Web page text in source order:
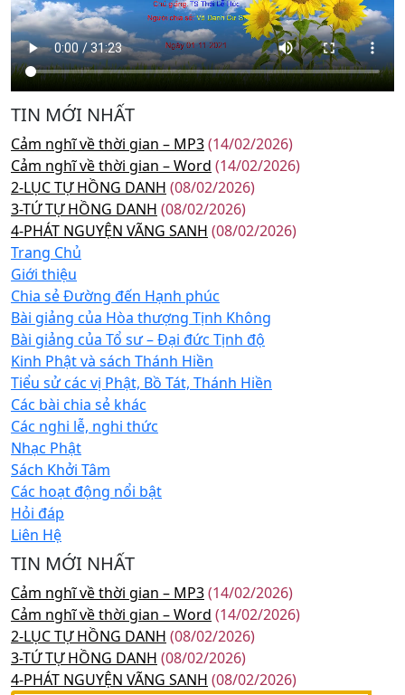
Trang Chủ
Giới thiệu
Chia sẻ Đường đến Hạnh phúc
Bài giảng của Hòa thượng Tịnh Không
Bài giảng của Tổ sư – Đại đức Tịnh độ
Kinh Phật và sách Thánh Hiền
Tiểu sử các vị Phật, Bồ Tát, Thánh Hiền
Các bài chia sẻ khác
Các nghi lễ, nghi thức
Nhạc Phật
Sách Khởi Tâm
Các hoạt động nổi bật
Hỏi đáp
Liên Hệ
TIN MỚI NHẤT
Cảm nghĩ về thời gian – MP3(14/02/2026)
Cảm nghĩ về thời gian – Word (14/02/2026)
2-LỤC TỰ HỒNG DANH (08/02/2026)
3-TỨ TỰ HỒNG DANH (08/02/2026)
4-PHÁT NGUYỆN VÃNG SANH (08/02/2026)
TIN MỚI NHẤT
Cảm nghĩ về thời gian – MP3(14/02/2026)
Cảm nghĩ về thời gian – Word (14/02/2026)
2-LỤC TỰ HỒNG DANH (08/02/2026)
3-TỨ TỰ HỒNG DANH (08/02/2026)
4-PHÁT NGUYỆN VÃNG SANH (08/02/2026)